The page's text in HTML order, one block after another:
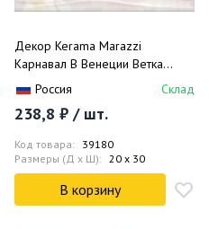
Декор Kerama Marazzi
Карнавал В Венеции Ветка
Магнолии HGD/A196/8275
Россия Склад
238,8 ₽ / шт.
Код товара: 39180
Размеры (Д x Ш): 20 x 30
В корзину